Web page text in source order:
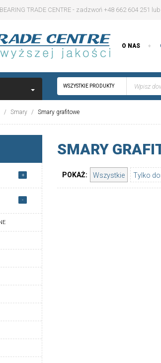
TRADE CENTRE - zadzwoń +48 662 604 251
O NAS
WSZYSTKIE PRODUKTY
Smary Smary grafitowe
+
-
SMARY
POKAŻ: Wszystkie Tylko